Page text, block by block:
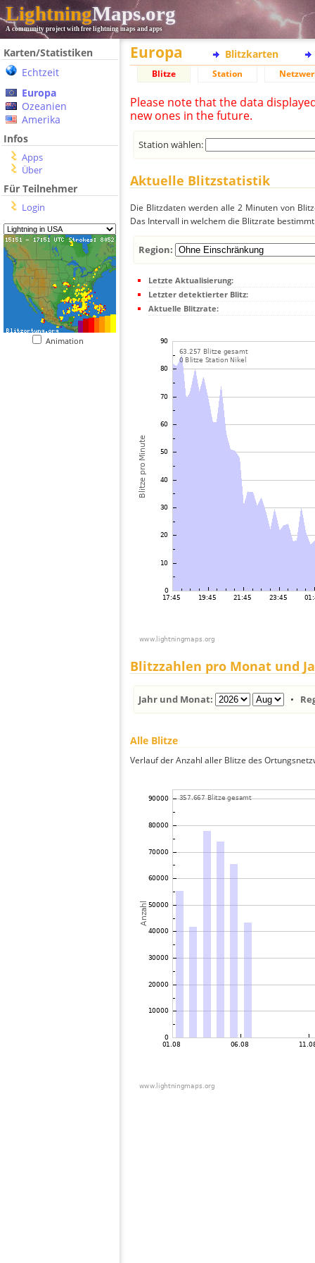
LightningMaps.org
A community project with free lightning maps and apps
Karten/Statistiken
Echtzeit
Europa
Ozeanien
Amerika
Infos
Apps
Über
Für Teilnehmer
Login
Animation
Europa Blitzkarten
Blitze Station
Please note that the data
new ones in the future.
Station wählen:
Aktuelle Blitzstatistik
Die Blitzdaten werden alle 2 Minuten von
Das Intervall in welchem die Blitzrate
Region:
Letzte Aktualisierung:
Letzter detektierter Blitz:
Aktuelle Blitzrate:
Blitzzahlen pro Monat und
Jahr und Monat: •
Alle Blitze
Verlauf der Anzahl aller Blitze des